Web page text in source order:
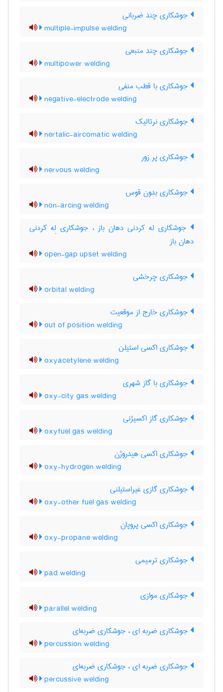
جوشکاری چند ضربانی
multiple-impulse welding
جوشکاری چند منبعی
multipower welding
جوشکاری با قطب منفی
negative-electrode welding
جوشکاری نرتالیک
nertalic-aircomatic welding
جوشکاری پر زور
nervous welding
جوشکاری بدون قوس
non-arcing welding
جوشکاری له کردنی دهان باز ، جوشکاری لِه کردنی
دهان باز
open-gap upset welding
جوشکاری چرخشی
orbital welding
جوشکاری خارج از موقعیت
out of position welding
جوشکاری اکسی استیلن
oxyacetylene welding
جوشکاری با گاز شهری
oxy-city gas welding
جوشکاری گاز اکسیژنی
oxyfuel gas welding
جوشکاری اکسی هیدروژن
oxy-hydrogen welding
جوشکاری گازی غیراستیلنی
oxy-other fuel gas welding
جوشکاری اکسی پروپان
oxy-propane welding
جوشکاری ترمیمی
pad welding
جوشکاری موازی
parallel welding
جوشکاری ضربه ای ، جوشکاری ضربه‌ای
percussion welding
جوشکاری ضربه ای ، جوشکاری ضربه‌ای
percussive welding